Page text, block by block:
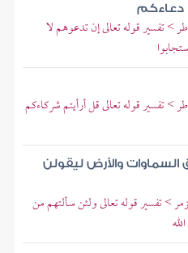
دعاءكم
> تفسير قوله تعالى إن تدعوهم لا
> تفسير قوله تعالى قل أرأيتم شركاءكم
والأرض ليقولن
> تفسير قوله تعالى ولئن سألتهم من